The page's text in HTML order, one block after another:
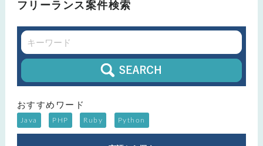
フリーランス案件検索
おすすめワード
Java PHP Ruby Python